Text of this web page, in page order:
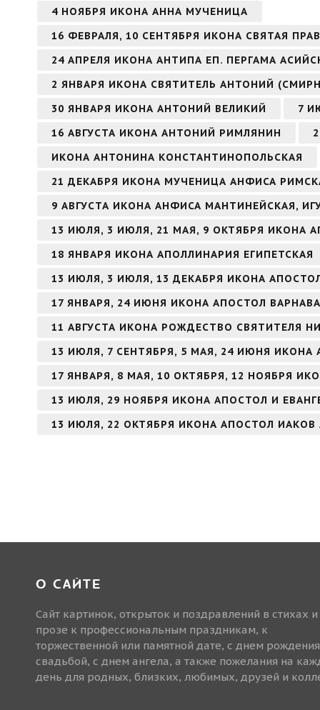
4 НОЯБРЯ ИКОНА АННА МУЧЕНИЦА
16 ФЕВРАЛЯ, 10 СЕНТЯБРЯ ИКОНА СВЯТАЯ
24 АПРЕЛЯ ИКОНА АНТИПА ЕП. ПЕРГАМА
2 ЯНВАРЯ ИКОНА СВЯТИТЕЛЬ АНТОНИЙ
30 ЯНВАРЯ ИКОНА АНТОНИЙ ВЕЛИКИЙ
7
16 АВГУСТА ИКОНА АНТОНИЙ РИМЛЯНИН
ИКОНА АНТОНИНА КОНСТАНТИНОПОЛЬСКАЯ
21 ДЕКАБРЯ ИКОНА МУЧЕНИЦА АНФИСА
9 АВГУСТА ИКОНА АНФИСА МАНТИНЕЙСКАЯ,
13 ИЮЛЯ, 3 ИЮЛЯ, 21 МАЯ, 9 ОКТЯБРЯ ИКОНА
18 ЯНВАРЯ ИКОНА АПОЛЛИНАРИЯ ЕГИПЕТСКАЯ
13 ИЮЛЯ, 3 ИЮЛЯ, 13 ДЕКАБРЯ ИКОНА
17 ЯНВАРЯ, 24 ИЮНЯ ИКОНА АПОСТОЛ ВАРНАВА
11 АВГУСТА ИКОНА РОЖДЕСТВО СВЯТИТЕЛЯ
13 ИЮЛЯ, 7 СЕНТЯБРЯ, 5 МАЯ, 24 ИЮНЯ
17 ЯНВАРЯ, 8 МАЯ, 10 ОКТЯБРЯ, 12 НОЯБРЯ
13 ИЮЛЯ, 29 НОЯБРЯ ИКОНА АПОСТОЛ И
13 ИЮЛЯ, 22 ОКТЯБРЯ ИКОНА АПОСТОЛ ИАКОВ
О САЙТЕ
Сайт картинок, открыток и поздравлений в стихах и
прозе к профессиональным праздникам, к
торжественной или памятной дате, с днем
свадьбой, с днем ангела, а также пожелания на
день для родных, близких, любимых, друзей и